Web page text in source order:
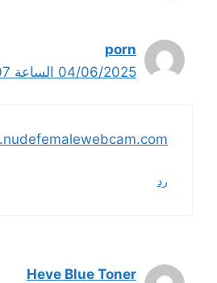
porn
04/06/2025 الساعة 5:07 ص
رد
Heve Blue Toner